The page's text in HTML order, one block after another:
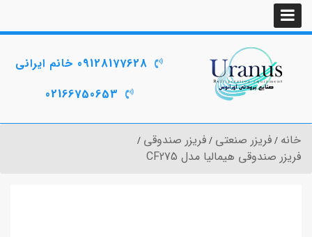
09128177628 خانم ایرانی
02166750653
خانه فریزر صنعتی فریزر صندوقی
فریزر صندوقی هیمالیا مدل CF275